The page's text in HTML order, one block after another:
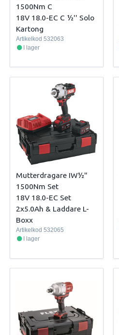
1500Nm C
18V 18.0-EC C ½'' Solo
Kartong
Artikelkod 532063
I lager
Mutterdragare IW½"
1500Nm Set
18V 18.0-EC Set
2x5.0Ah & Laddare L-
Boxx
Artikelkod 532065
I lager